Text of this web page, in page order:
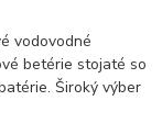
vodovodné
betérie stojaté so
Široký výber